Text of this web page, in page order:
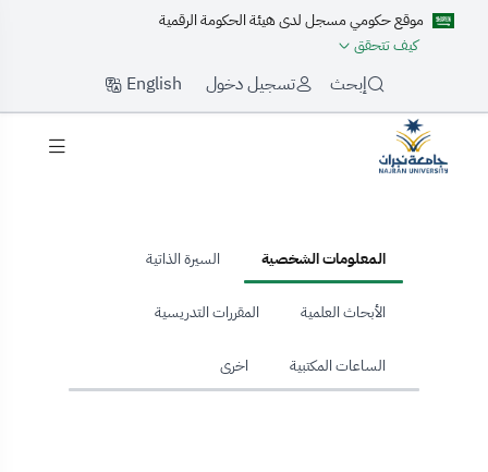
موقع حكومي مسجل لدى هيئة الحكومة الرقمية
كيف تتحقق
إبحث تسجيل دخول English
المعلومات الشخصية السيرة الذاتية
الأبحاث العلمية المقررات التدريسية
الساعات المكتبية اخرى